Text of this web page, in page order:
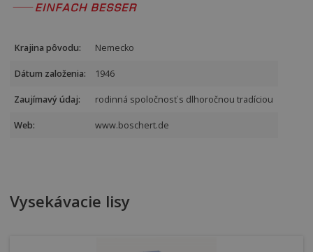
Krajina pôvodu: Nemecko
Dátum založenia: 1946
Zaujímavý údaj: rodinná spoločnosť s dlhoročnou tradíciou
Web: www.boschert.de
Vysekávacie lisy